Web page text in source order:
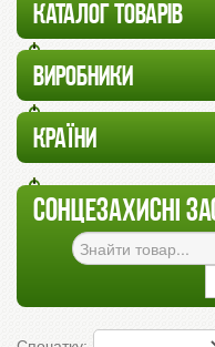
КАТАЛОГ ТОВАРІВ
ВИРОБНИКИ
КРАЇНИ
СОНЦЕЗАХИСНІ